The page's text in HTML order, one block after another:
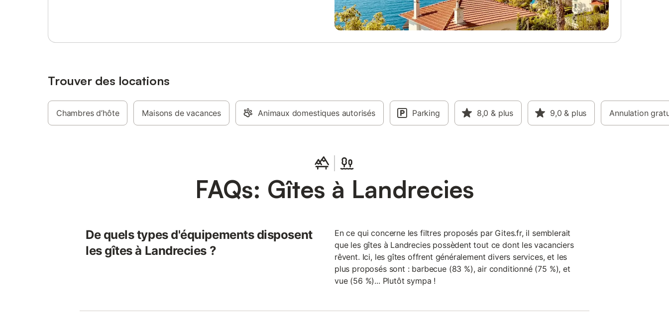
Trouver des locations
Chambres d’hôte Maisons de vacances Animaux domestiques autorisés Parking 8,0 & plus 9,0 & plus Annulation
FAQs: Gîtes à Landrecies
De quels types d'équipements disposent
les gîtes à Landrecies ?
En ce qui concerne les filtres proposés par Gites.fr, il semblerait
que les gîtes à Landrecies possèdent tout ce dont les vacanciers
rêvent. Ici, les gîtes offrent généralement divers services, et les
plus proposés sont : barbecue (83 %), air conditionné (75 %), et
vue (56 %)... Plutôt sympa !